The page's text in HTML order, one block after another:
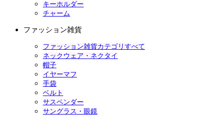
キーホルダー
チャーム
ファッション雑貨
ファッション雑貨カテゴリすべて
ネックウェア・ネクタイ
帽子
イヤーマフ
手袋
ベルト
サスペンダー
サングラス・眼鏡